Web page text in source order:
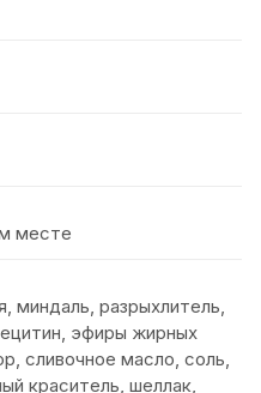
месте
миндаль, разрыхлитель,
эфиры жирных
сливочное масло, соль,
краситель, шеллак,